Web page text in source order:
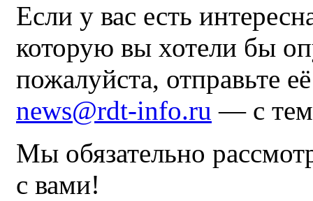
Если у вас есть
которую вы хотели бы
пожалуйста, отправьте
news@rdt-info.ru — с
Мы обязательно
с вами!